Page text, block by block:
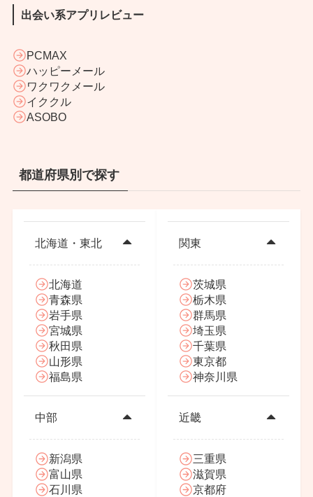
出会い系アプリレビュー
PCMAX
ハッピーメール
ワクワクメール
イククル
ASOBO
都道府県別で探す
北海道・東北
北海道
青森県
岩手県
宮城県
秋田県
山形県
福島県
中部
新潟県
富山県
石川県
関東
茨城県
栃木県
群馬県
埼玉県
千葉県
東京都
神奈川県
近畿
三重県
滋賀県
京都府